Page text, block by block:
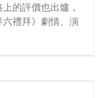
的評價也出爐，
禮拜》劇情、演